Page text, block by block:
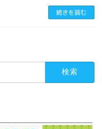
続きを読む